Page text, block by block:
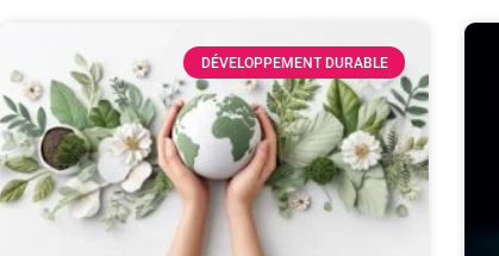
DÉVELOPPEMENT DURABLE